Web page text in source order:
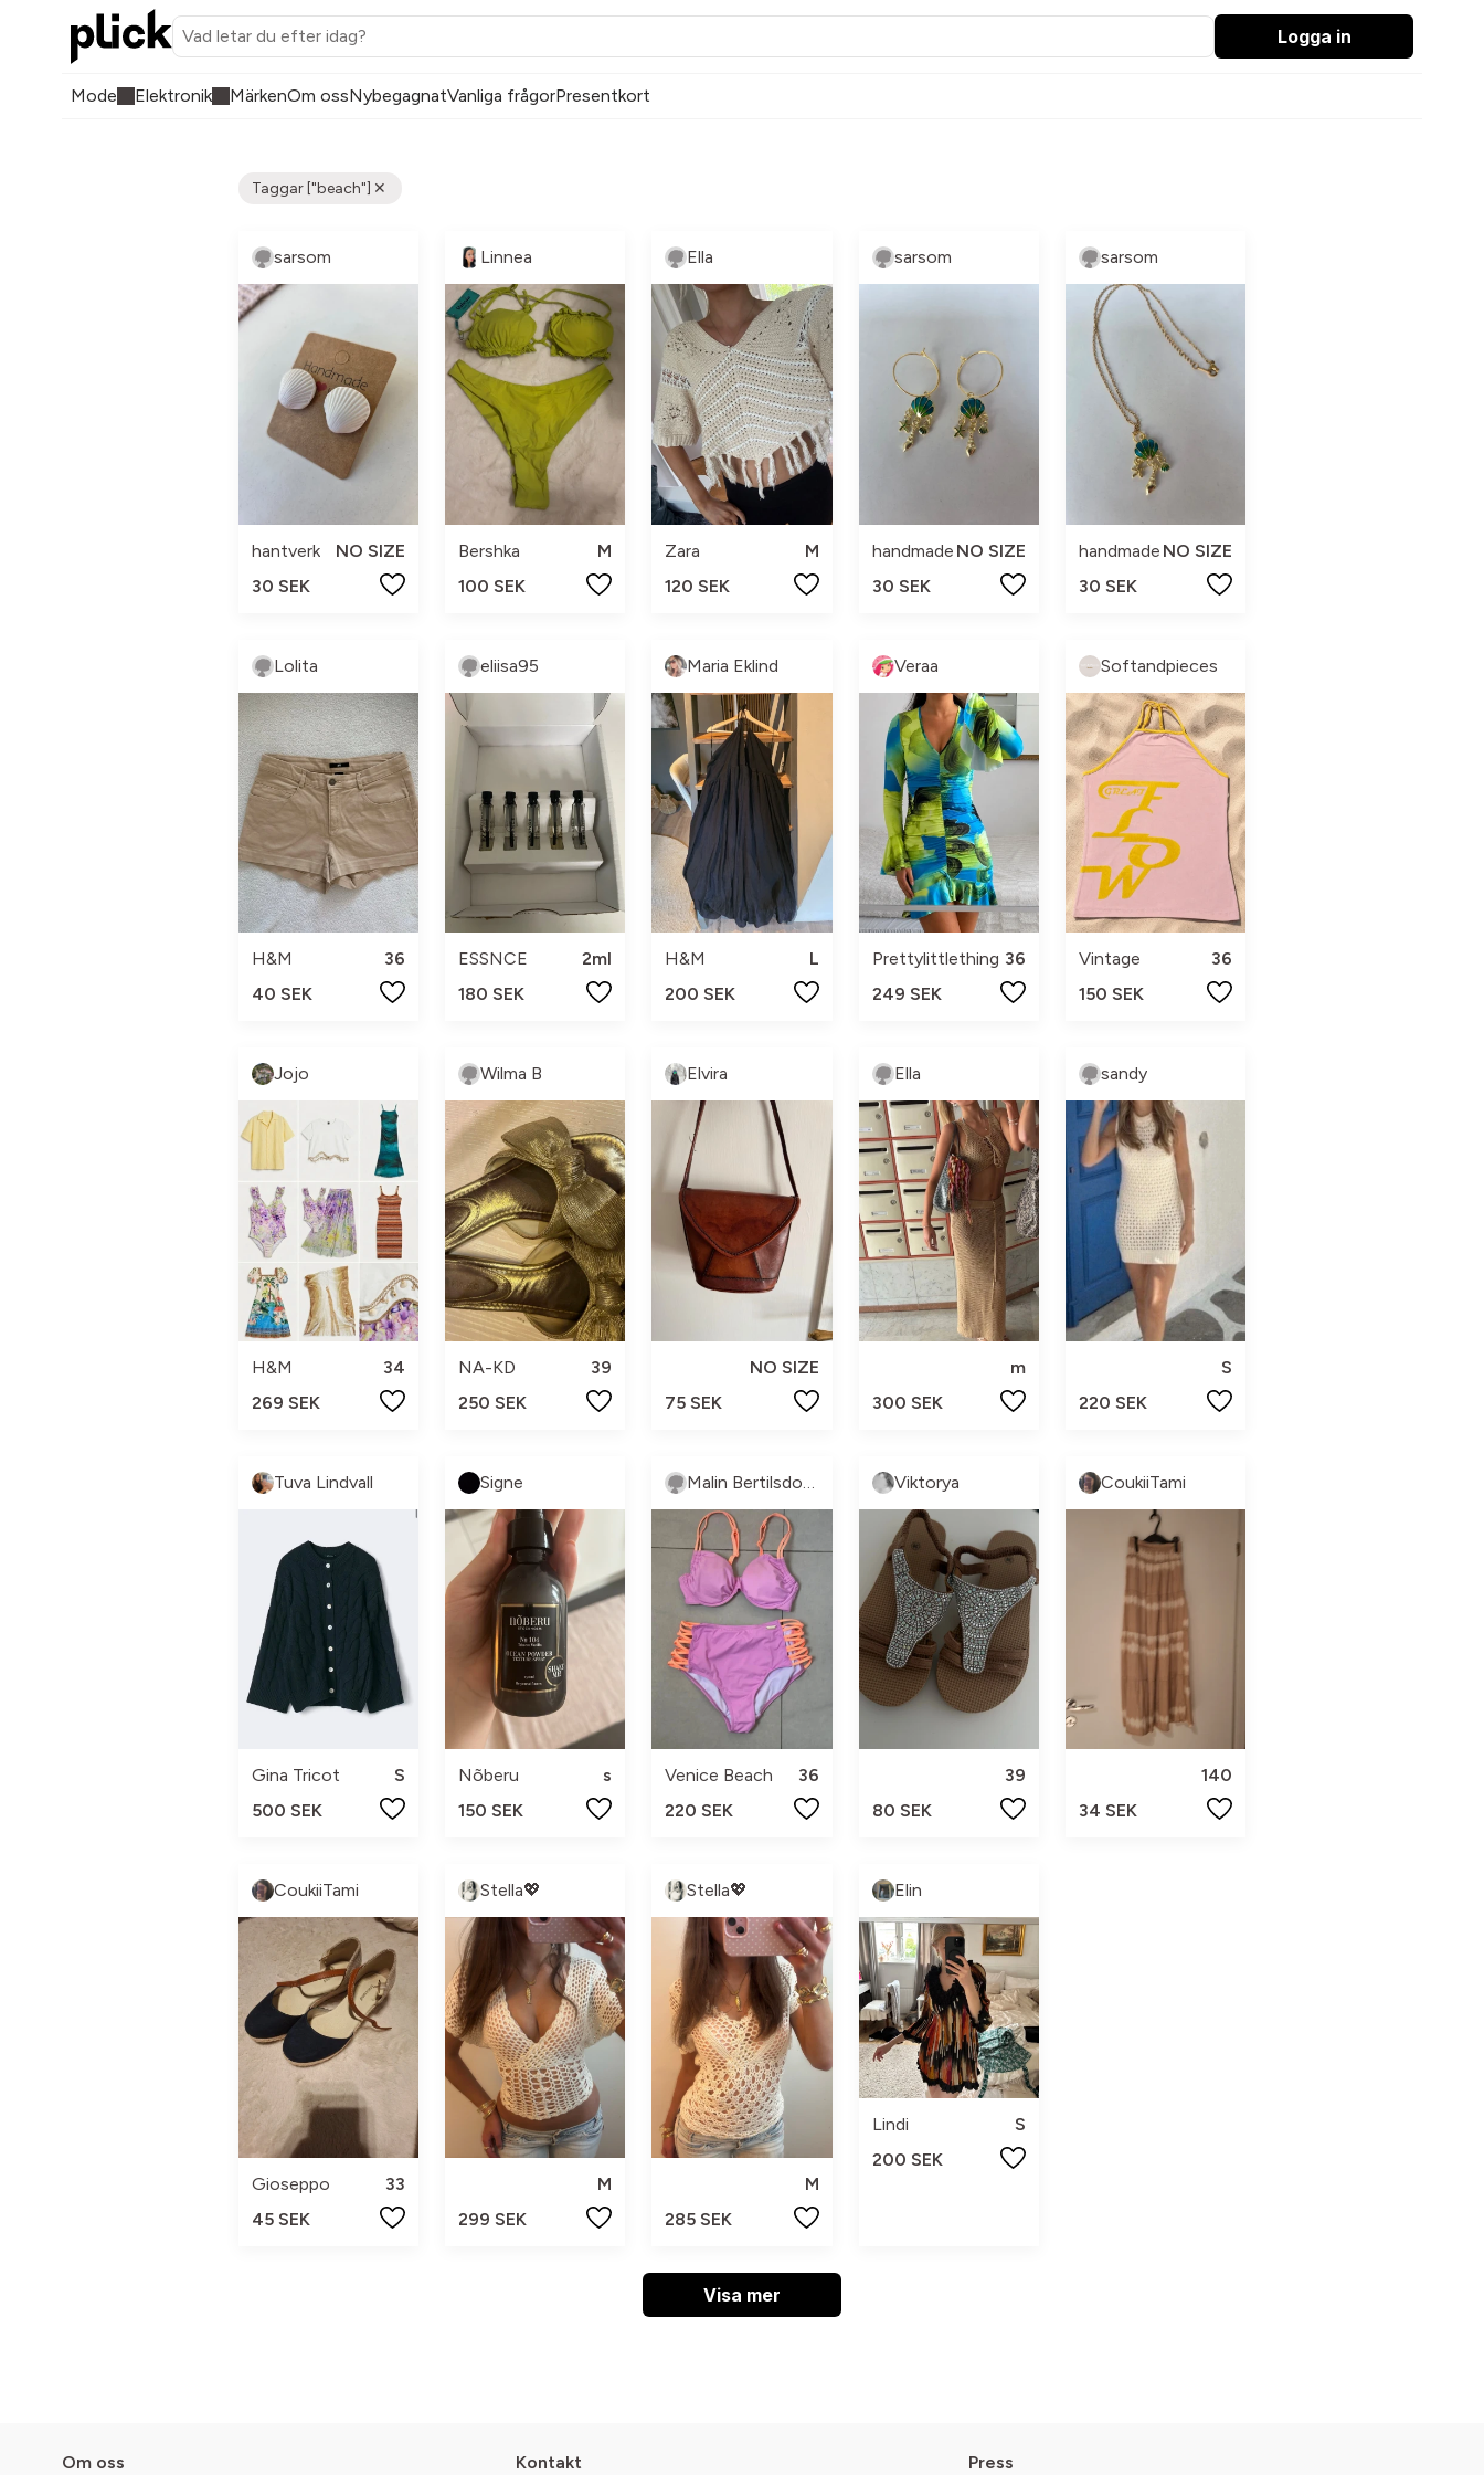
Logga in
Mode Elektronik MärkenOm ossNybegagnatVanliga frågorPresentkort
Taggar ["beach"]
sarsom
hantverk
NO SIZE
30 SEK
Linnea
Bershka
M
100 SEK
Ella
Zara
M
120 SEK
sarsom
handmade NO SIZE
30 SEK
sarsom
handmade NO SIZE
30 SEK
Lolita
H&M
36
40 SEK
eliisa95
ESSNCE
2ml
180 SEK
Maria Eklind
H&M
L
200 SEK
Veraa
Prettylittlething 36
249 SEK
Softandpieces
Vintage
36
150 SEK
Jojo
H&M
34
269 SEK
Wilma B
NA-KD
39
250 SEK
Elvira
NO SIZE
75 SEK
Ella
m
300 SEK
sandy
S
220 SEK
Tuva Lindvall
Gina Tricot
S
500 SEK
Signe
Nõberu
s
150 SEK
Venice Beach
36
220 SEK
Viktorya
39
80 SEK
CoukiiTami
140
34 SEK
CoukiiTami
Gioseppo
33
45 SEK
Stella💖
M
299 SEK
Stella💖
M
285 SEK
Elin
Lindi
S
200 SEK
Visa mer
Om oss Kontakt Press